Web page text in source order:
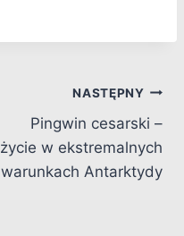
NASTĘPNY
Pingwin cesarski –
życie w ekstremalnych
warunkach Antarktydy